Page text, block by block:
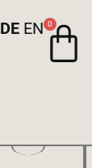
DE EN 0